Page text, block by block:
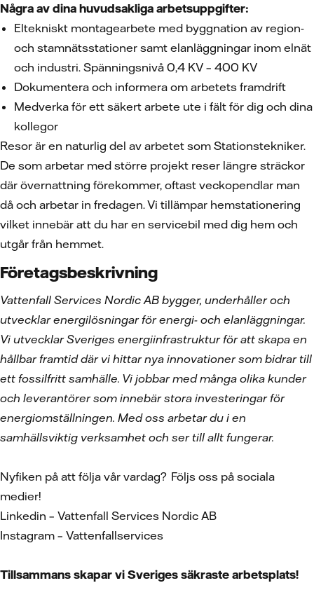
Några av dina huvudsakliga arbetsuppgifter:
Eltekniskt montagearbete med byggnation av region-
och stamnätsstationer samt elanläggningar inom elnät
och industri. Spänningsnivå 0,4 KV – 400 KV
Dokumentera och informera om arbetets framdrift
Medverka för ett säkert arbete ute i fält för dig och dina
kollegor
Resor är en naturlig del av arbetet som Stationstekniker.
De som arbetar med större projekt reser längre sträckor
där övernattning förekommer, oftast veckopendlar man
då och arbetar in fredagen. Vi tillämpar hemstationering
vilket innebär att du har en servicebil med dig hem och
utgår från hemmet.
Företagsbeskrivning
Vattenfall Services Nordic AB bygger, underhåller och
utvecklar energilösningar för energi- och elanläggningar.
Vi utvecklar Sveriges energiinfrastruktur för att skapa en
hållbar framtid där vi hittar nya innovationer som bidrar till
ett fossilfritt samhälle. Vi jobbar med många olika kunder
och leverantörer som innebär stora investeringar för
energiomställningen. Med oss arbetar du i en
samhällsviktig verksamhet och ser till allt fungerar.
Nyfiken på att följa vår vardag? Följs oss på sociala
medier!
Linkedin – Vattenfall Services Nordic AB
Instagram – Vattenfallservices
Tillsammans skapar vi Sveriges säkraste arbetsplats!